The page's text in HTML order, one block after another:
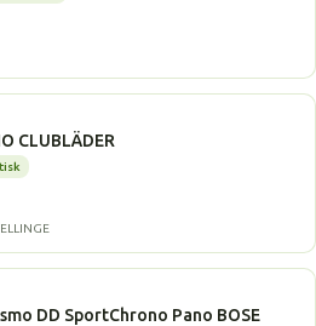
CLUBLÄDER
DD SportChrono Pano BOSE